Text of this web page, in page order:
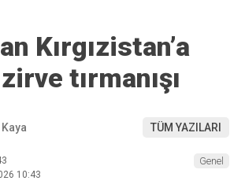
Kırgızistan’a
tırmanışı
TÜM YAZILARI
10:43
Genel